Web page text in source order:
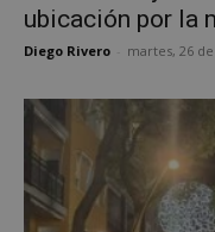
ubicación por la
Diego Rivero martes, 26